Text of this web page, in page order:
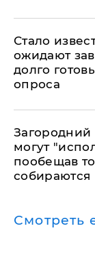
Стало
ожидают
долго
опроса
Загородний
могут
пообещав
собираются
Смотреть